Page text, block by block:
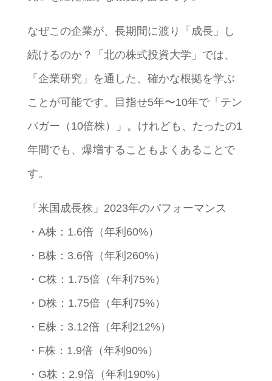
なぜこの企業が、長期間に渡り「成長」し
続けるのか？「北の株式投資大学」では、
「企業研究」を通した、確かな根拠を学ぶ
ことが可能です。目指せ5年〜10年で「テン
バガー（10倍株）」。けれども、たったの1
年間でも、爆増することもよくあることで
す。
「米国成長株」2023年のパフォーマンス
・A株：1.6倍（年利60%）
・B株：3.6倍（年利260%）
・C株：1.75倍（年利75%）
・D株：1.75倍（年利75%）
・E株：3.12倍（年利212%）
・F株：1.9倍（年利90%）
・G株：2.9倍（年利190%）